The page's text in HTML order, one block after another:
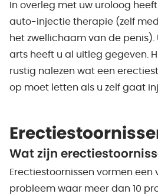
In overleg met uw uroloog
auto-injectie therapie (zelf
het zwellichaam van de penis).
arts heeft u al uitleg gegeven.
rustig nalezen wat een
op moet letten als u zelf gaat
Wat zijn
Erectiestoornissen vormen een
probleem waar meer dan 10